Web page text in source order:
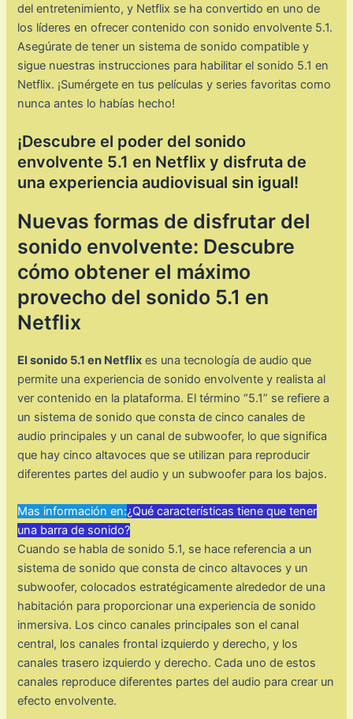
del entretenimiento, y Netflix se ha convertido en uno de
los líderes en ofrecer contenido con sonido envolvente 5.1.
Asegúrate de tener un sistema de sonido compatible y
sigue nuestras instrucciones para habilitar el sonido 5.1 en
Netflix. ¡Sumérgete en tus películas y series favoritas como
nunca antes lo habías hecho!
¡Descubre el poder del sonido
envolvente 5.1 en Netflix y disfruta de
una experiencia audiovisual sin igual!
Nuevas formas de disfrutar del
sonido envolvente: Descubre
cómo obtener el máximo
provecho del sonido 5.1 en
Netflix
El sonido 5.1 en Netflix es una tecnología de audio que
permite una experiencia de sonido envolvente y realista al
ver contenido en la plataforma. El término “5.1” se refiere a
un sistema de sonido que consta de cinco canales de
audio principales y un canal de subwoofer, lo que significa
que hay cinco altavoces que se utilizan para reproducir
diferentes partes del audio y un subwoofer para los bajos.
Mas información en:¿Qué características tiene que tener
una barra de sonido?
Cuando se habla de sonido 5.1, se hace referencia a un
sistema de sonido que consta de cinco altavoces y un
subwoofer, colocados estratégicamente alrededor de una
habitación para proporcionar una experiencia de sonido
inmersiva. Los cinco canales principales son el canal
central, los canales frontal izquierdo y derecho, y los
canales trasero izquierdo y derecho. Cada uno de estos
canales reproduce diferentes partes del audio para crear un
efecto envolvente.